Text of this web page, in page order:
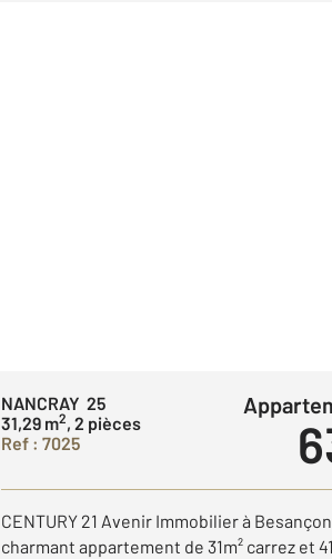
NANCRAY 25
31,29 m2, 2 pièces
Ref : 7025
CENTURY 21 Avenir Immobilier à
charmant appartement de 31m² carrez et